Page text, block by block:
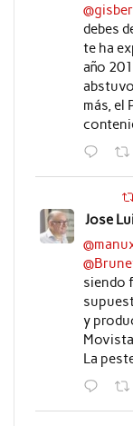
debes
te ha
año
más, el
Jose
siendo
y
La